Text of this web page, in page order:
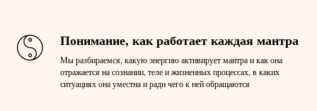
Понимание, как работает каждая мантра
Мы разбираемся, какую энергию активирует мантра и как она
отражается на сознании, теле и жизненных процессах, в каких
ситуациях она уместна и ради чего к ней обращаются